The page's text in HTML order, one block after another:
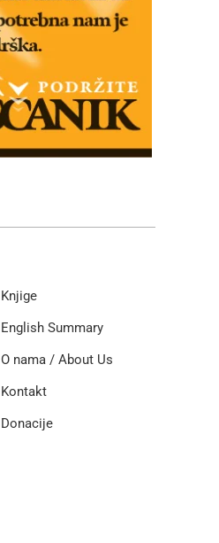
Knjige
English Summary
O nama / About Us
Kontakt
Donacije